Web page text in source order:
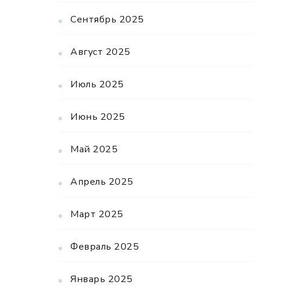
Сентябрь 2025
Август 2025
Июль 2025
Июнь 2025
Май 2025
Апрель 2025
Март 2025
Февраль 2025
Январь 2025